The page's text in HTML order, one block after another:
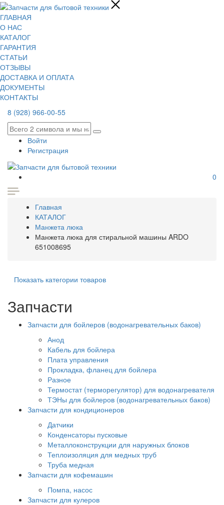
ГЛАВНАЯ
О НАС
КАТАЛОГ
ГАРАНТИЯ
СТАТЬИ
ОТЗЫВЫ
ДОСТАВКА И ОПЛАТА
ДОКУМЕНТЫ
КОНТАКТЫ
8 (928) 966-00-55
Войти
Регистрация
0
Главная
КАТАЛОГ
Манжета люка
Манжета люка для стиральной машины ARDO
651008695
Показать категории товаров
Запчасти
Запчасти для бойлеров (водонагревательных баков)
Анод
Кабель для бойлера
Плата управления
Прокладка, фланец для бойлера
Разное
Термостат (терморегулятор) для водонагревателя
ТЭНы для бойлеров (водонагревательных баков)
Запчасти для кондиционеров
Датчики
Конденсаторы пусковые
Металлоконструкции для наружных блоков
Теплоизоляция для медных труб
Труба медная
Запчасти для кофемашин
Помпа, насос
Запчасти для кулеров